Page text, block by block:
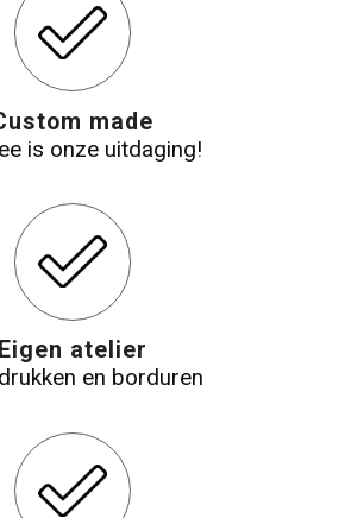
made
is onze uitdaging!
Eigen atelier
en borduren